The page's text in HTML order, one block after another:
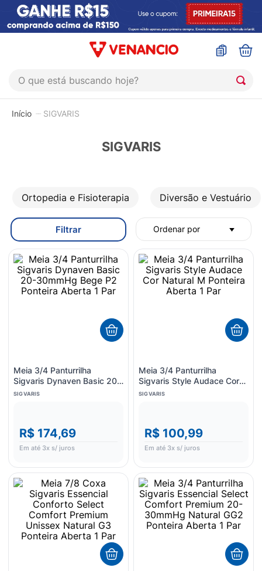
O que está buscando hoje?
SIGVARIS
SIGVARIS
Ortopedia e Fisioterapia Diversão e Vestuário
Filtrar Ordenar por
Meia 3/4 Panturrilha
Sigvaris Dynaven Basic 20-
30mmHg Bege P2 Ponteira
SIGVARIS
R$ 174,69
Em até 3x s/ juros
Meia 3/4 Panturrilha
Sigvaris Style Audace Cor
Natural M Ponteira Aberta 1
SIGVARIS
R$ 100,99
Em até 3x s/ juros
sinustrat
5 º
protetor solar
sabonete liquido
7º
shampoo
8º
esmalte
9º
lenço umedecido